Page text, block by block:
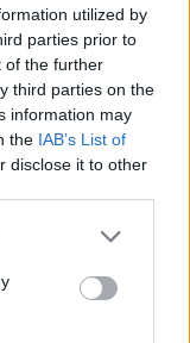
utilized by
parties prior to
of the further
third parties on the
information may
the IAB’s List of
disclose it to other